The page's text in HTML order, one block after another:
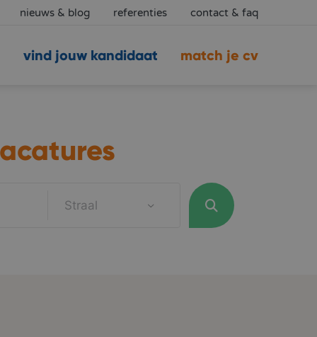
nieuws & blog referenties contact & faq
match je cv
vind jouw kandidaat
Straal